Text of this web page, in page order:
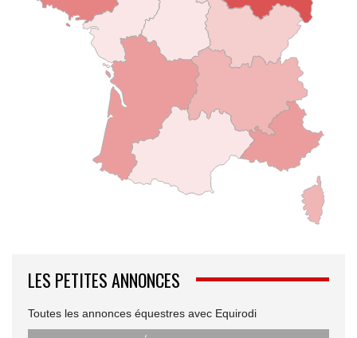
LES PETITES ANNONCES
Toutes les annonces équestres avec Equirodi